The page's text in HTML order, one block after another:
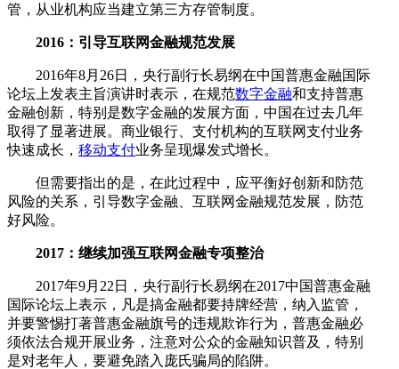
管，从业机构应当建立第三方存管制度。
2016：引导互联网金融规范发展
2016年8月26日，央行副行长易纲在中国普惠金融国际
论坛上发表主旨演讲时表示，在规范数字金融和支持普惠
金融创新，特别是数字金融的发展方面，中国在过去几年
取得了显著进展。商业银行、支付机构的互联网支付业务
快速成长， 移动支付业务呈现爆发式增长。
但需要指出的是，在此过程中，应平衡好创新和防范
风险的关系，引导数字金融、互联网金融规范发展，防范
好风险。
2017：继续加强互联网金融专项整治
2017年9月22日，央行副行长易纲在2017中国普惠金融
国际论坛上表示，凡是搞金融都要持牌经营，纳入监管，
并要警惕打著普惠金融旗号的违规欺诈行为，普惠金融必
须依法合规开展业务，注意对公众的金融知识普及，特别
是对老年人，要避免踏入庞氏骗局的陷阱。